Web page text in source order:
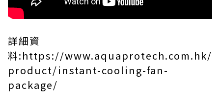
詳細資
料:https://www.aquaprotech.com.hk/
product/instant-cooling-fan-
package/